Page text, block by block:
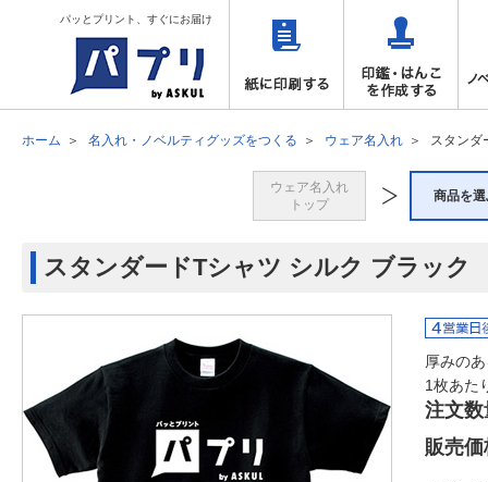
パッとプリント、すぐにお届け
ホーム 名入れ・ノベルティグッズをつくる ウェア名入れ スタンダ
ウェア名入れ
トップ
商品を
スタンダードTシャツ シルク ブラック
厚みの
1枚あた
注文数
販売価